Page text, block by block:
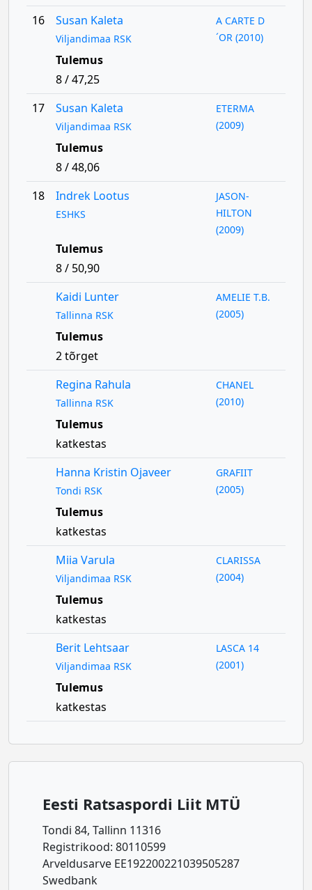
16
Susan Kaleta
Viljandimaa RSK
A CARTE D
´OR (2010)
Tulemus
8 / 47,25
17
Susan Kaleta
Viljandimaa RSK
ETERMA
(2009)
Tulemus
8 / 48,06
18
Indrek Lootus
ESHKS
JASON-
HILTON
(2009)
Tulemus
8 / 50,90
Kaidi Lunter
Tallinna RSK
AMELIE T.B.
(2005)
Tulemus
2 tõrget
Regina Rahula
Tallinna RSK
CHANEL
(2010)
Tulemus
katkestas
Hanna Kristin Ojaveer
Tondi RSK
GRAFIIT
(2005)
Tulemus
katkestas
Miia Varula
Viljandimaa RSK
CLARISSA
(2004)
Tulemus
katkestas
Berit Lehtsaar
Viljandimaa RSK
LASCA 14
(2001)
Tulemus
katkestas
Eesti Ratsaspordi Liit MTÜ
Tondi 84, Tallinn 11316
Registrikood: 80110599
Arveldusarve EE192200221039505287
Swedbank